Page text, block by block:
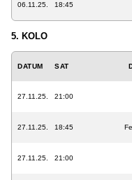
06.11.25. 18:45
5. KOLO
DATUM SAT
27.11.25. 21:00
27.11.25. 18:45
27.11.25. 21:00